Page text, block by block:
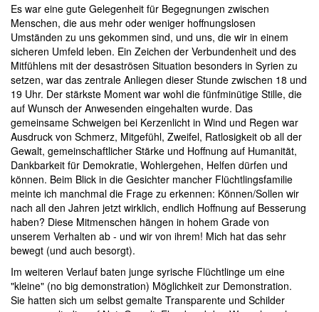
Es war eine gute Gelegenheit für Begegnungen zwischen
Menschen, die aus mehr oder weniger hoffnungslosen
Umständen zu uns gekommen sind, und uns, die wir in einem
sicheren Umfeld leben. Ein Zeichen der Verbundenheit und des
Mitfühlens mit der desaströsen Situation besonders in Syrien zu
setzen, war das zentrale Anliegen dieser Stunde zwischen 18 und
19 Uhr. Der stärkste Moment war wohl die fünfminütige Stille, die
auf Wunsch der Anwesenden eingehalten wurde. Das
gemeinsame Schweigen bei Kerzenlicht in Wind und Regen war
Ausdruck von Schmerz, Mitgefühl, Zweifel, Ratlosigkeit ob all der
Gewalt, gemeinschaftlicher Stärke und Hoffnung auf Humanität,
Dankbarkeit für Demokratie, Wohlergehen, Helfen dürfen und
können. Beim Blick in die Gesichter mancher Flüchtlingsfamilie
meinte ich manchmal die Frage zu erkennen: Können/Sollen wir
nach all den Jahren jetzt wirklich, endlich Hoffnung auf Besserung
haben? Diese Mitmenschen hängen in hohem Grade von
unserem Verhalten ab - und wir von ihrem! Mich hat das sehr
bewegt (und auch besorgt).
Im weiteren Verlauf baten junge syrische Flüchtlinge um eine
"kleine" (no big demonstration) Möglichkeit zur Demonstration.
Sie hatten sich um selbst gemalte Transparente und Schilder